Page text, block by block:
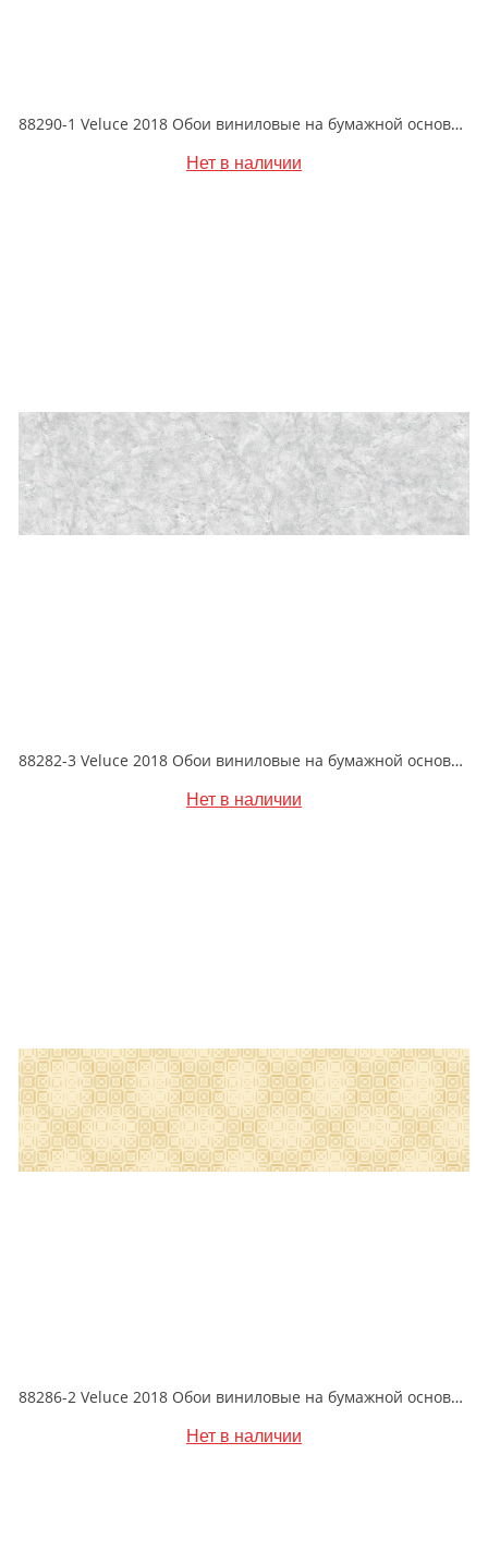
88290-1 Veluce 2018 Обои виниловые на бумажной основе 1.06*15.6
Нет в наличии
88282-3 Veluce 2018 Обои виниловые на бумажной основе 1.06*15.6
Нет в наличии
88286-2 Veluce 2018 Обои виниловые на бумажной основе 1.06*15.6
Нет в наличии